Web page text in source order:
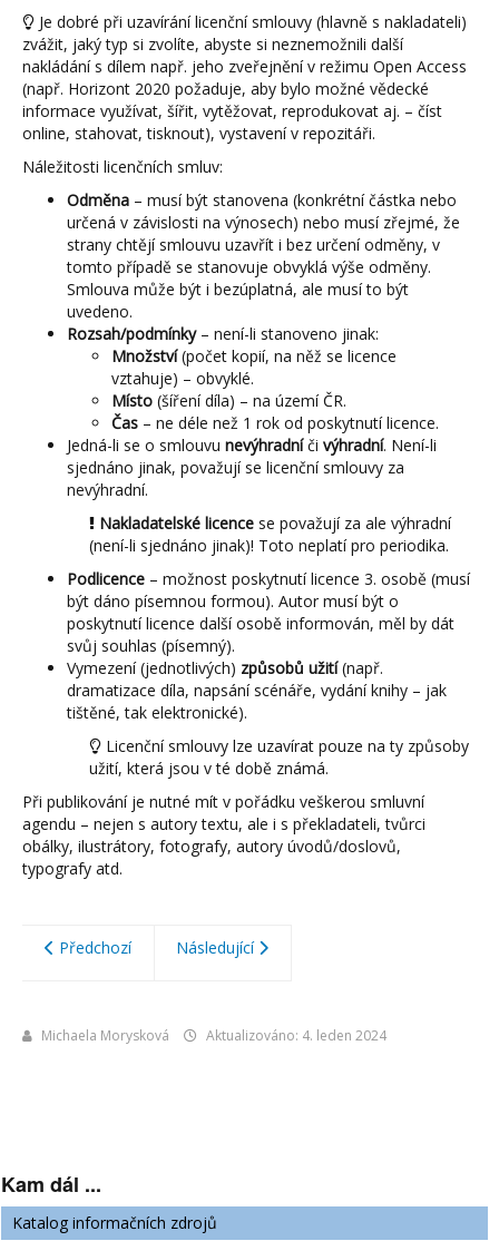
Je dobré při uzavírání licenční smlouvy (hlavně s nakladateli)
zvážit, jaký typ si zvolíte, abyste si neznemožnili další
nakládání s dílem např. jeho zveřejnění v režimu Open Access
(např. Horizont 2020 požaduje, aby bylo možné vědecké
informace využívat, šířit, vytěžovat, reprodukovat aj. – číst
online, stahovat, tisknout), vystavení v repozitáři.
Náležitosti licenčních smluv:
Odměna – musí být stanovena (konkrétní částka nebo
určená v závislosti na výnosech) nebo musí zřejmé, že
strany chtějí smlouvu uzavřít i bez určení odměny, v
tomto případě se stanovuje obvyklá výše odměny.
Smlouva může být i bezúplatná, ale musí to být
uvedeno.
Rozsah/podmínky– není-li stanoveno jinak:
Množství(počet kopií, na něž se licence
vztahuje) – obvyklé.
Místo (šíření díla) – na území ČR.
Čas – ne déle než 1 rok od poskytnutí licence.
Jedná-li se o smlouvu nevýhradníči výhradní. Není-li
sjednáno jinak, považují se licenční smlouvy za
nevýhradní.
Nakladatelské licence se považují za ale výhradní
(není-li sjednáno jinak)! Toto neplatí pro periodika.
Podlicence – možnost poskytnutí licence 3. osobě (musí
být dáno písemnou formou). Autor musí být o
poskytnutí licence další osobě informován, měl by dát
svůj souhlas (písemný).
Vymezení (jednotlivých) způsobů užití(např.
dramatizace díla, napsání scénáře, vydání knihy – jak
tištěné, tak elektronické).
Licenční smlouvy lze uzavírat pouze na ty způsoby
užití, která jsou v té době známá.
Při publikování je nutné mít v pořádku veškerou smluvní
agendu – nejen s autory textu, ale i s překladateli, tvůrci
obálky, ilustrátory, fotografy, autory úvodů/doslovů,
typografy atd.
Předchozí Následující
Michaela Morysková Aktualizováno: 4. leden 2024
Kam dál ...
Katalog informačních zdrojů